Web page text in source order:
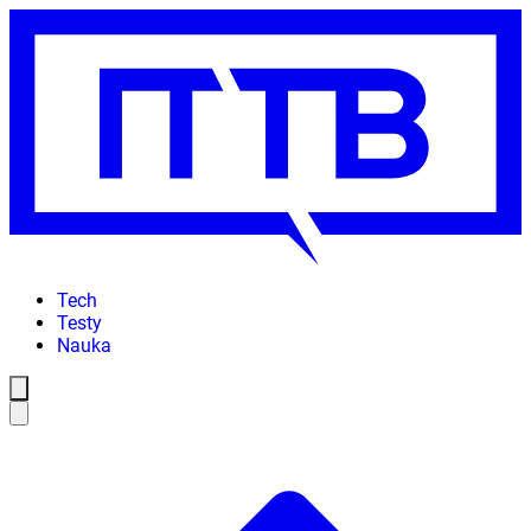
Tech
Testy
Nauka